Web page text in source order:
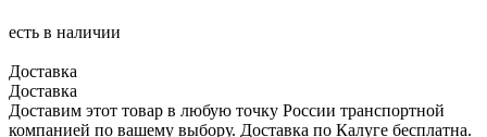
есть в наличии
Доставка
Доставка
Доставим этот товар в любую точку России транспортной
компанией по вашему выбору. Доставка по Калуге бесплатна.